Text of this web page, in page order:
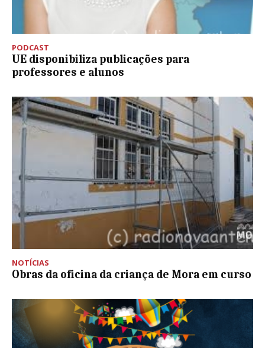
PODCAST
UE disponibiliza publicações para
professores e alunos
NOTÍCIAS
Obras da oficina da criança de Mora em curso